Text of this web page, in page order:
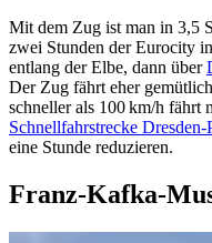
Mit dem Zug ist man in 3,5
zwei Stunden der Eurocity
entlang der Elbe, dann über
Der Zug fährt eher
schneller als 100 km/h fährt
Schnellfahrstrecke Dresden-
eine Stunde reduzieren.
Franz-Kafka-